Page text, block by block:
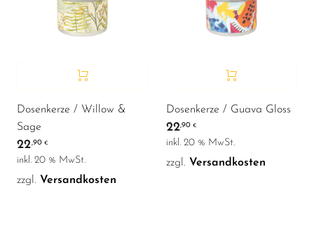
Dosenkerze / Willow &
Sage
22,90 €
inkl. 20 % MwSt.
zzgl. Versandkosten
Dosenkerze / Guava Gloss
22,90€
inkl. 20 % MwSt.
zzgl. Versandkosten